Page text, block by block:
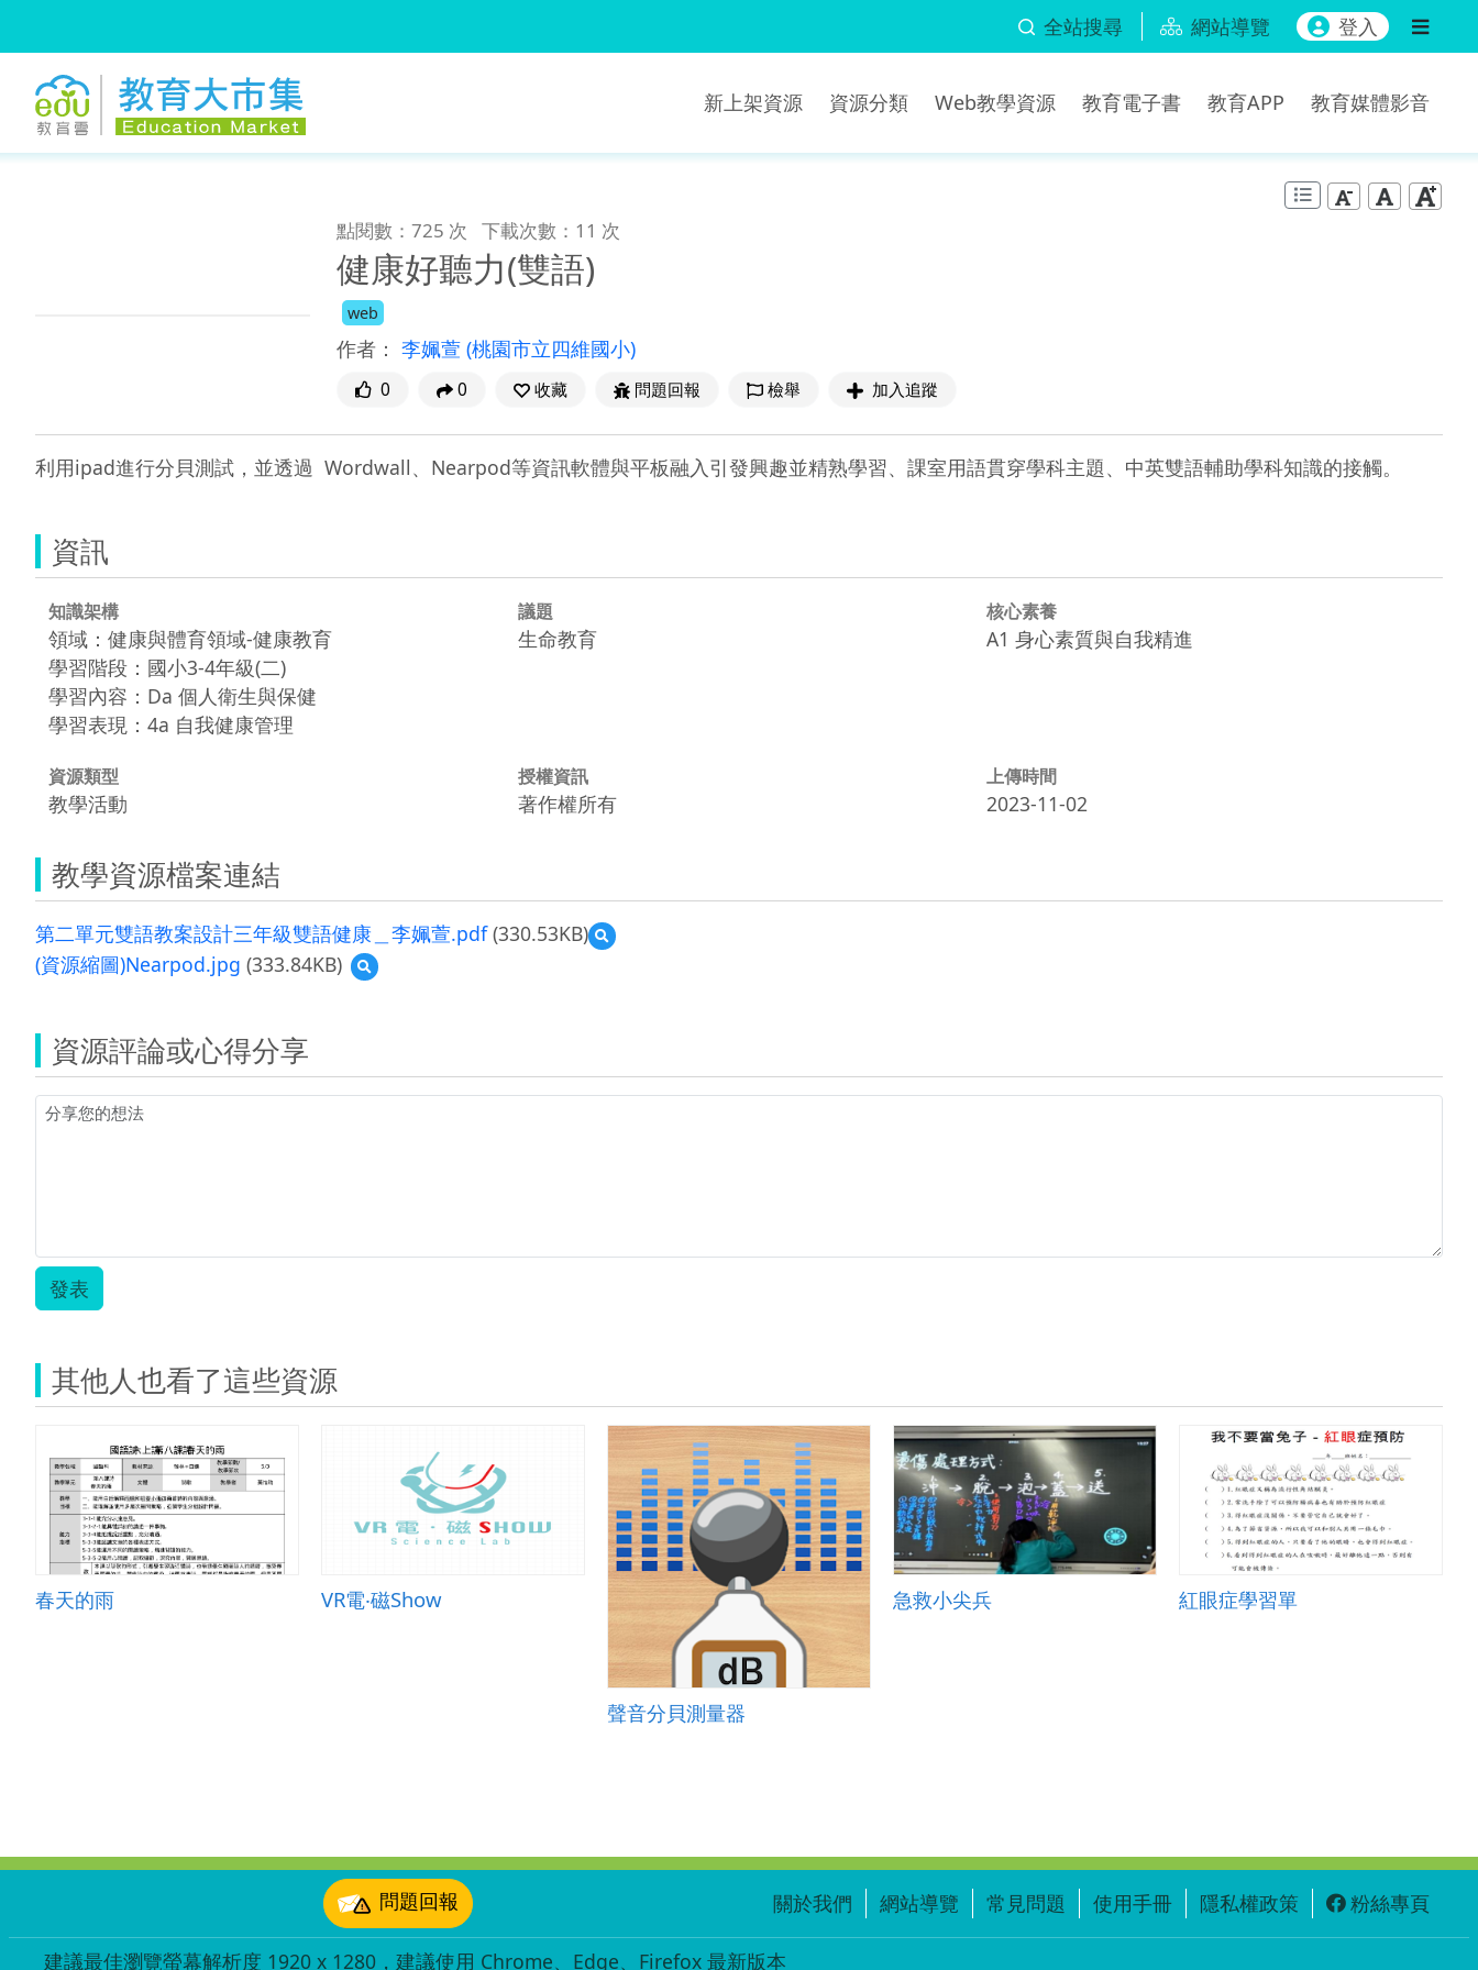
全站搜尋 網站導覽 登入
新上架資源 資源分類 Web教學資源 教育電子書 教育APP 教育媒體影音
點閱數：725 次 下載次數：11 次
健康好聽力(雙語)
web
作者： 李姵萱 (桃園市立四維國小)
0 0 收藏 問題回報 檢舉 加入追蹤
利用ipad進行分貝測試，並透過  Wordwall、Nearpod等資訊軟體與平板融入引發興趣並精熟學習、課室用語貫穿學科主題、中英雙語輔助學科知識的接觸。
資訊
知識架構
領域：健康與體育領域-健康教育
學習階段：國小3-4年級(二)
學習內容：Da 個人衛生與保健
學習表現：4a 自我健康管理
議題
生命教育
核心素養
A1 身心素質與自我精進
資源類型
教學活動
授權資訊
著作權所有
上傳時間
2023-11-02
教學資源檔案連結
第二單元雙語教案設計三年級雙語健康＿李姵萱.pdf(330.53KB)
預
覽
語
教
(資源縮圖)Nearpod.jpg (333.84KB)
預
覽
資源評論或心得分享
發表
其他人也看了這些資源
春天的雨 VR電‧磁Show
聲音分貝測量器
急救小尖兵 紅眼症學習單
問題回報 關於我們 網站導覽 常見問題 使用手冊 隱私權政策 粉絲專頁
建議最佳瀏覽螢幕解析度 1920 x 1280，建議使用 Chrome、Edge、Firefox 最新版本